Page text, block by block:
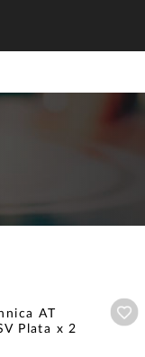
AT
Plata x 2